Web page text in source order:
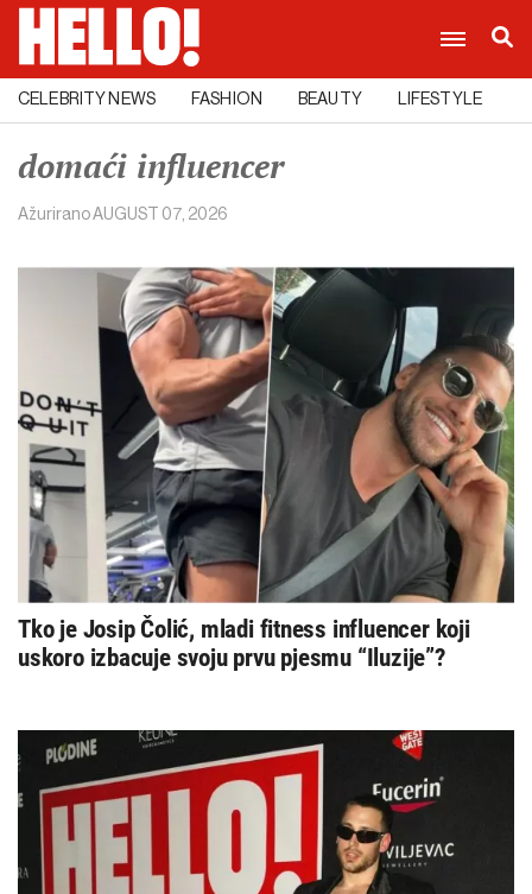
CELEBRITY NEWS FASHION BEAUTY LIFESTYLE
domaći influencer
AžuriranoAUGUST 07, 2026
Tko je Josip Čolić, mladi fitness influencer koji
uskoro izbacuje svoju prvu pjesmu “Iluzije”?